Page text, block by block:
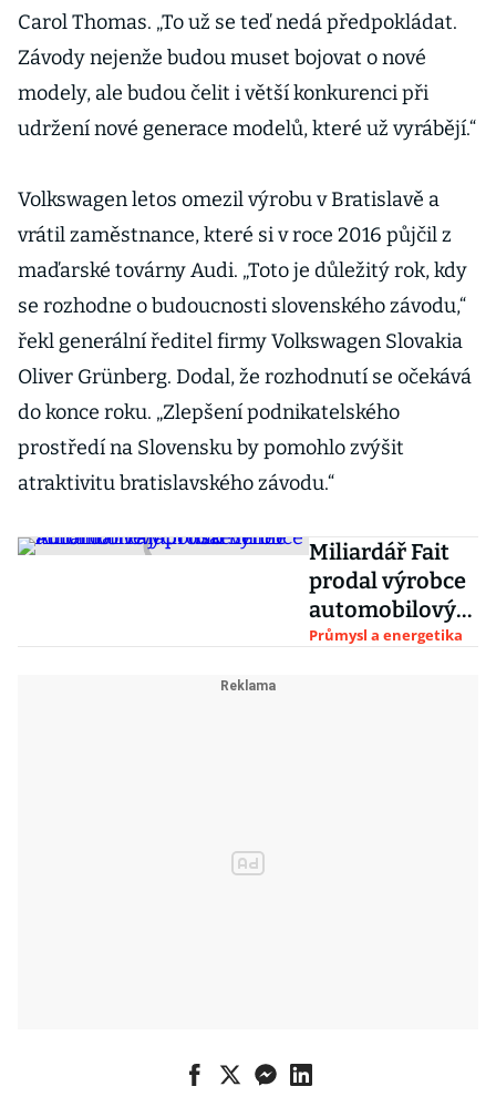
Carol Thomas. „To už se teď nedá předpokládat.
Závody nejenže budou muset bojovat o nové
modely, ale budou čelit i větší konkurenci při
udržení nové generace modelů, které už vyrábějí.“
Volkswagen letos omezil výrobu v Bratislavě a
vrátil zaměstnance, které si v roce 2016 půjčil z
maďarské továrny Audi. „Toto je důležitý rok, kdy
se rozhodne o budoucnosti slovenského závodu,“
řekl generální ředitel firmy Volkswagen Slovakia
Oliver Grünberg. Dodal, že rozhodnutí se očekává
do konce roku. „Zlepšení podnikatelského
prostředí na Slovensku by pomohlo zvýšit
atraktivitu bratislavského závodu.“
Miliardář Fait
prodal výrobce
automobilovýc
h dílů Benet
Průmysl a energetika